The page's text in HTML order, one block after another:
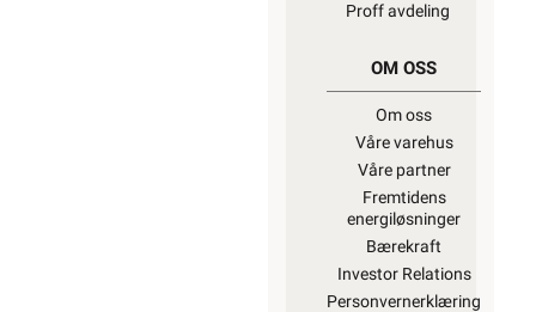
Proff avdeling
OM OSS
Om oss
Våre varehus
Våre partner
Fremtidens
energiløsninger
Bærekraft
Investor Relations
Personvernerklæring